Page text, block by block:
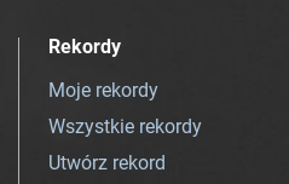
Rekordy
Moje rekordy
Wszystkie rekordy
Utwórz rekord